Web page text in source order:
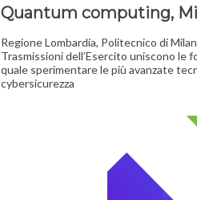
Quantum computing,
Regione Lombardia, Politecnico di
Trasmissioni dell’Esercito uniscono le
quale sperimentare le più avanzate
cybersicurezza